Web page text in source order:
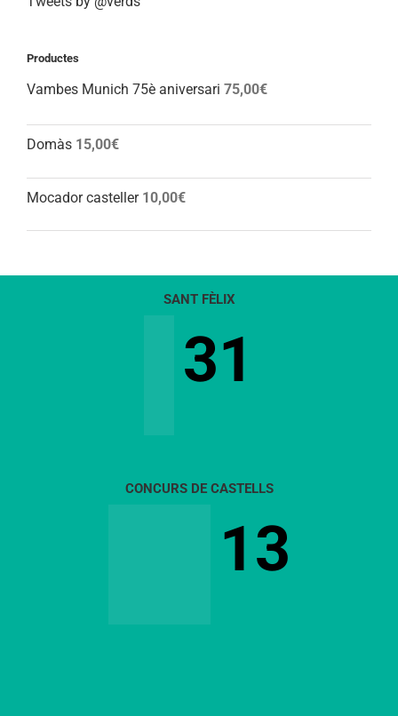
Productes
Vambes Munich 75è aniversari 75,00€
Domàs 15,00€
Mocador casteller 10,00€
SANT FÈLIX
31
CONCURS DE CASTELLS
13